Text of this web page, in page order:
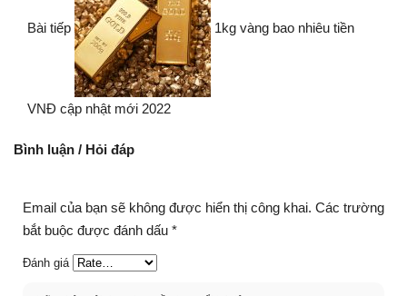
Bài tiếp 1kg vàng bao nhiêu tiền
VNĐ cập nhật mới 2022
Bình luận / Hỏi đáp
Email của bạn sẽ không được hiển thị công khai. Các trường
bắt buộc được đánh dấu *
Đánh giá